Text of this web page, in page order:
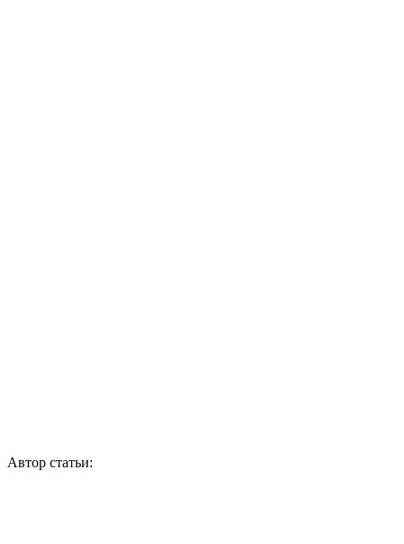
Автор статьи: